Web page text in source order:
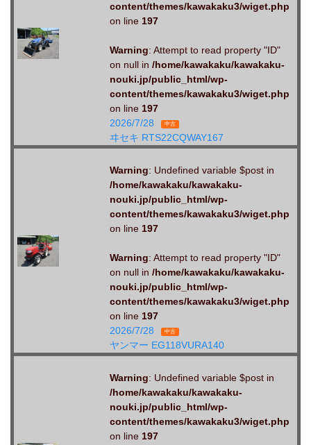
content/themes/kawakaku3/wiget.php
on line 197
Warning: Attempt to read property "ID"
on null in /home/kawakaku/kawakaku-
nouki.jp/public_html/wp-
content/themes/kawakaku3/wiget.php
on line 197
2026/7/28
中古
ヰセキ RTS22CQWAY167
Warning: Undefined variable $post in
/home/kawakaku/kawakaku-
nouki.jp/public_html/wp-
content/themes/kawakaku3/wiget.php
on line 197
Warning: Attempt to read property "ID"
on null in /home/kawakaku/kawakaku-
nouki.jp/public_html/wp-
content/themes/kawakaku3/wiget.php
on line 197
2026/7/28
中古
ヤンマー EG118VURA140
Warning: Undefined variable $post in
/home/kawakaku/kawakaku-
nouki.jp/public_html/wp-
content/themes/kawakaku3/wiget.php
on line 197